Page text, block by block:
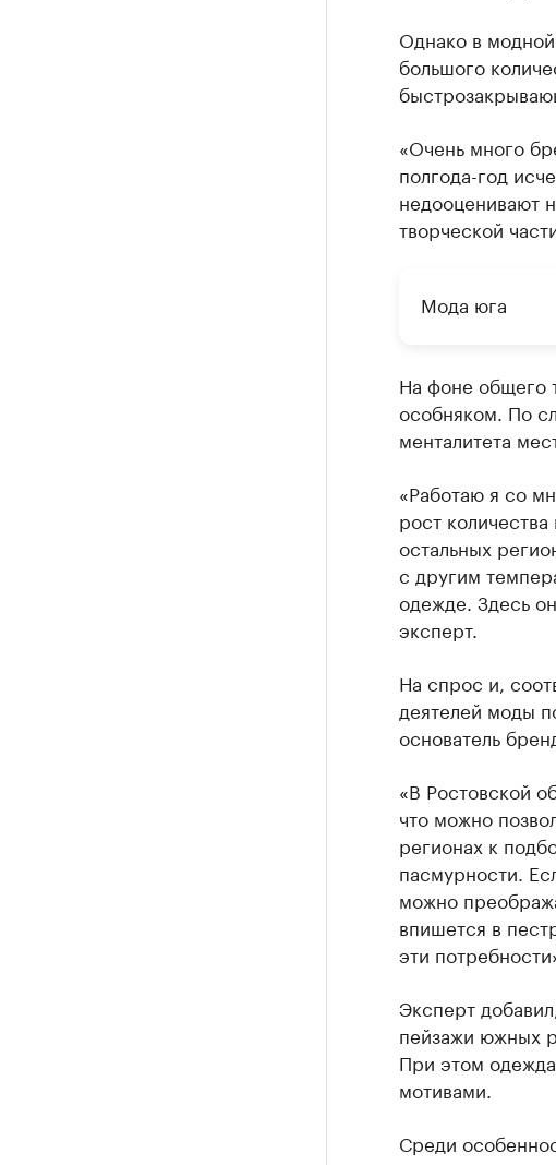
Однако в
большого
«Очень много
полгода-год
недооценивают
творческой
Мода юга
На фоне общего
особняком. По
менталитета
«Работаю я со
рост
остальных
с другим
одежде. Здесь
эксперт.
На спрос и,
деятелей моды
основатель
«В Ростовской
что можно
регионах к
пасмурности.
можно
впишется в
эти
Эксперт
пейзажи южных
При этом
мотивами.
Среди